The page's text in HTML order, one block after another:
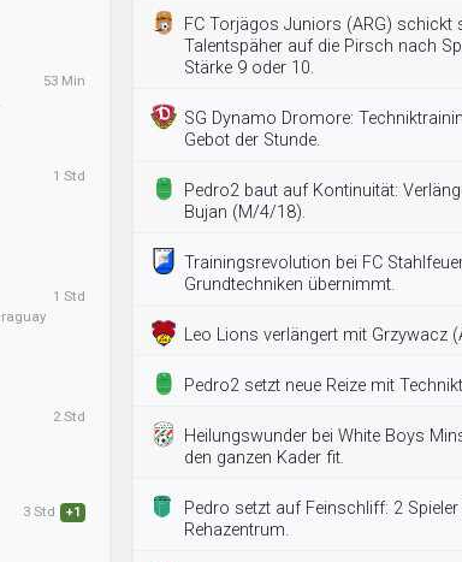
53 Min
1 Std
1 Std
2 Std
3 Std +1
FC Torjägos Juniors (ARG) schickt
Talentspäher auf die Pirsch nach
Stärke 9 oder 10.
SG Dynamo Dromore:
Gebot der Stunde.
Pedro2 baut auf Kontinuität:
Bujan (M/4/18).
Trainingsrevolution bei FC
Grundtechniken übernimmt.
Leo Lions verlängert mit Grzywacz
Pedro2 setzt neue Reize mit
Heilungswunder bei White Boys
den ganzen Kader fit.
Pedro setzt auf Feinschliff: 2 Spieler
Rehazentrum.